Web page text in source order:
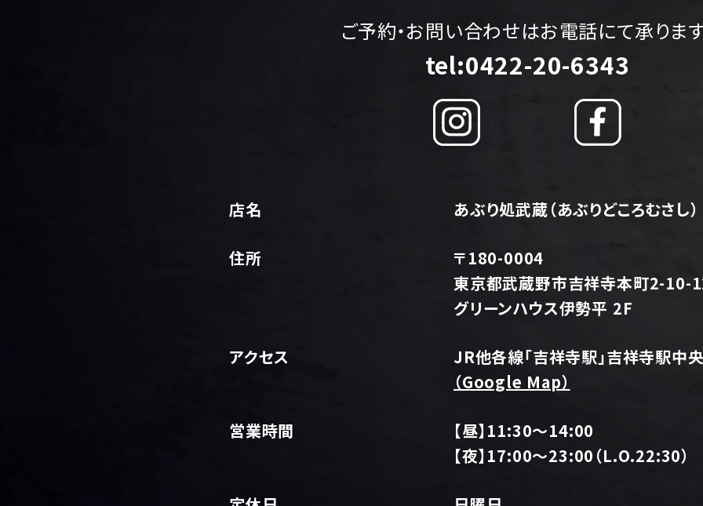
ご予約・お問い合わせはお電話にて承ります
tel:0422-20-6343
店名 あぶり処武蔵（あぶりどころむさし）
住所
〒180-0004
東京都武蔵野市吉祥寺本町2-10-
グリーンハウス伊勢平 2F
アクセス
JR他各線「吉祥寺駅」吉祥寺駅中
（Google Map）
営業時間
【昼】11:30～14:00
【夜】17:00～23:00（L.O.22:30）